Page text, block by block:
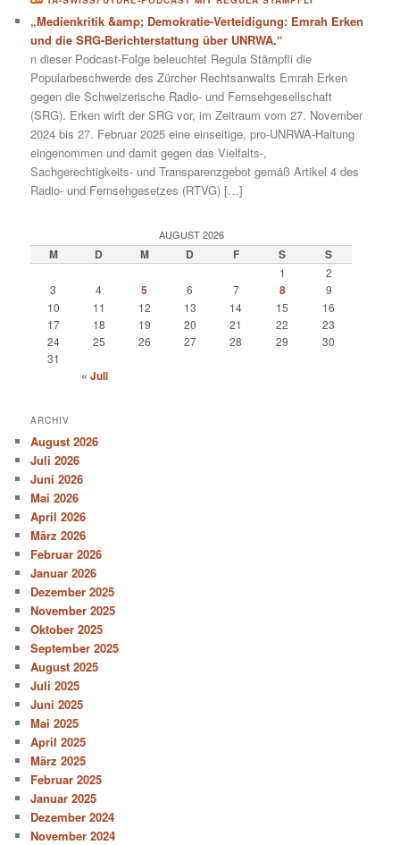
„Medienkritik &amp; Demokratie-Verteidigung: Emrah Erken
und die SRG-Berichterstattung über UNRWA.“
n dieser Podcast-Folge beleuchtet Regula Stämpfli die
Popularbeschwerde des Zürcher Rechtsanwalts Emrah Erken
gegen die Schweizerische Radio- und Fernsehgesellschaft
(SRG). Erken wirft der SRG vor, im Zeitraum vom 27. November
2024 bis 27. Februar 2025 eine einseitige, pro-UNRWA-Haltung
eingenommen und damit gegen das Vielfalts-,
Sachgerechtigkeits- und Transparenzgebot gemäß Artikel 4 des
Radio- und Fernsehgesetzes (RTVG) […]
AUGUST 2026
M D M D F S S
1
2
3
4 5 6 7 8
9
10
11 12 13 14 15
16
17
18 19 20 21 22
23
24
25 26 27 28 29
30
31
« Juli
ARCHIV
August 2026
Juli 2026
Juni 2026
Mai 2026
April 2026
März 2026
Februar 2026
Januar 2026
Dezember 2025
November 2025
Oktober 2025
September 2025
August 2025
Juli 2025
Juni 2025
Mai 2025
April 2025
März 2025
Februar 2025
Januar 2025
Dezember 2024
November 2024